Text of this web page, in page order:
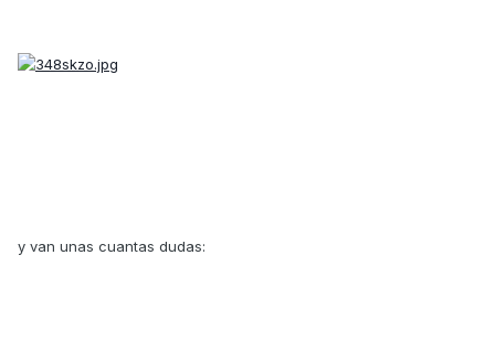
y van unas cuantas dudas: